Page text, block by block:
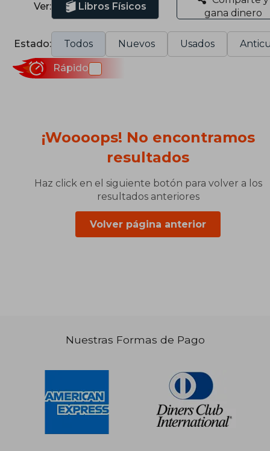
Ver: Libros Físicos
gana dinero
Estado: Todos Nuevos Usados
Rápido
¡Woooops! No encontramos
resultados
Haz click en el siguiente botón para volver a los
resultados anteriores
Volver página anterior
Nuestras Formas de Pago